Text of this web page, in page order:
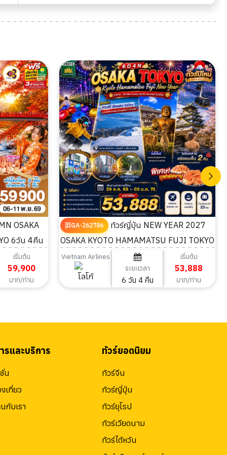
6วัน 4คืน
เริ่มต้น
59,900
บาท/ท่าน
GA-262786
ทัวร์ญี่ปุ่น NEW YEAR 2027
OSAKA KYOTO HAMAMATSU FUJI TOKYO
6วัน 4คืน
Vietnam Airlines
ระยะเวลา
6 วัน 4 คืน
เริ่มต้น
53,888
บาท/ท่าน
รและบริการ
น
เที่ยว
กับเรา
ทัวร์ยอดนิยม
ทัวร์จีน
ทัวร์ญี่ปุ่น
ทัวร์ยุโรป
ทัวร์เวียดนาม
ทัวร์ไต้หวัน